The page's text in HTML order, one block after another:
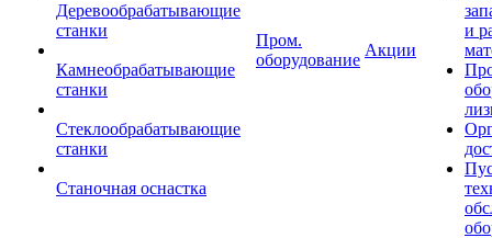
Деревообрабатывающие
станки
Камнеобрабатывающие
станки
Стеклообрабатывающие
станки
Станочная оснастка
Пром.
оборудование
Акции
и